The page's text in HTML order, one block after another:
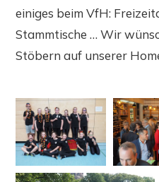
einiges beim VfH:
Stammtische … Wir
Stöbern auf unserer